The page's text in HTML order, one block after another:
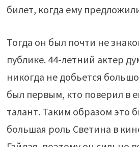
билет, когда ему
Тогда он был почти не
публике. 44-летний актер
никогда не добьется
был первым, кто поверил в
талант. Таким образом это
большая роль Светина в